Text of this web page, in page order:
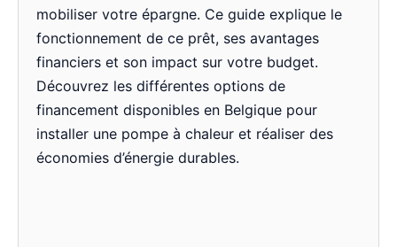
mobiliser votre épargne. Ce guide explique le
fonctionnement de ce prêt, ses avantages
financiers et son impact sur votre budget.
Découvrez les différentes options de
financement disponibles en Belgique pour
installer une pompe à chaleur et réaliser des
économies d’énergie durables.